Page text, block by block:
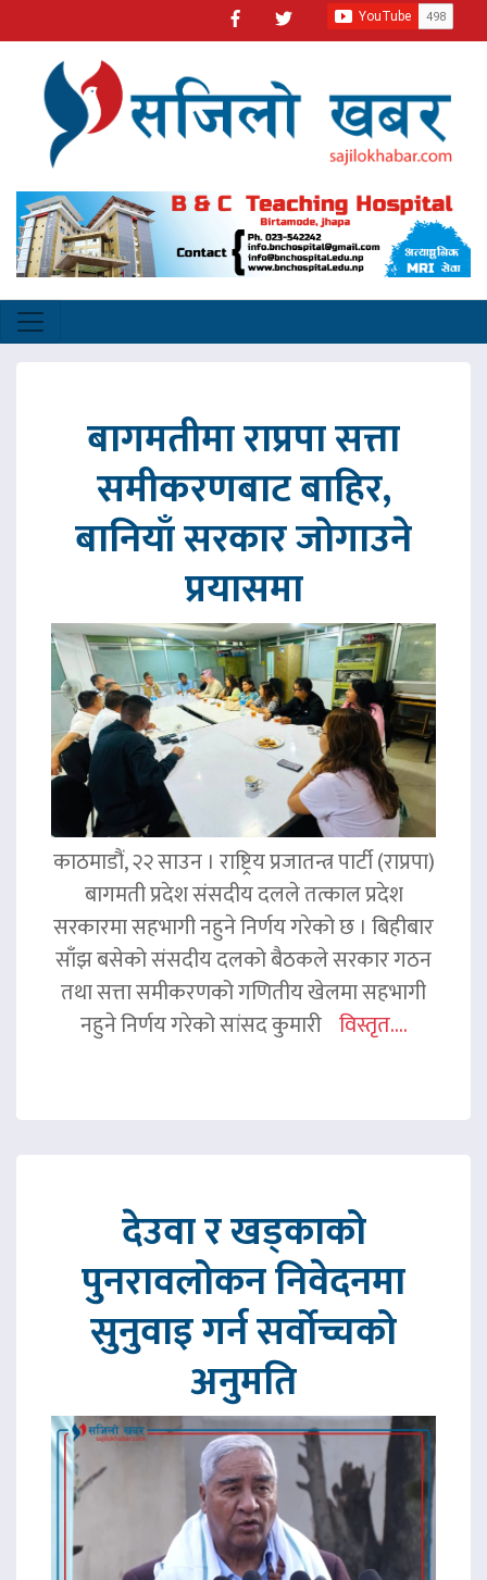
बागमतीमा राप्रपा सत्ता
समीकरणबाट बाहिर,
बानियाँ सरकार जोगाउने
प्रयासमा
काठमाडौं, २२ साउन । राष्ट्रिय प्रजातन्त्र पार्टी (राप्रपा)
बागमती प्रदेश संसदीय दलले तत्काल प्रदेश
सरकारमा सहभागी नहुने निर्णय गरेको छ । बिहीबार
साँझ बसेको संसदीय दलको बैठकले सरकार गठन
तथा सत्ता समीकरणको गणितीय खेलमा सहभागी
नहुने निर्णय गरेको सांसद कुमारी विस्तृत....
देउवा र खड्काको
पुनरावलोकन निवेदनमा
सुनुवाइ गर्न सर्वोच्चको
अनुमति